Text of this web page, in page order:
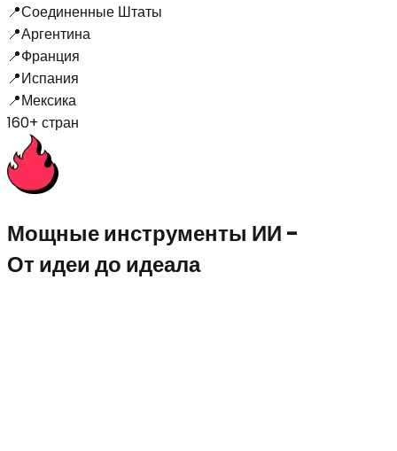
📍Соединенные Штаты
📍Аргентина
📍Франция
📍Испания
📍Мексика
160+ стран
Мощные инструменты ИИ -
От идеи до идеала